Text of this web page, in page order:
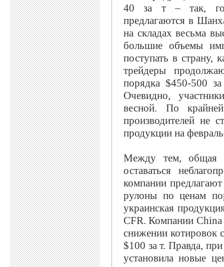
40 за т – так,
предлагаются в
на складах весьма
большие объемы
поступать в страну,
трейдеры
порядка $450-500
Очевидно,
весной. По
производителей не
продукции на
Между тем, общая
оставаться
компании
рулоны по ценам
украинская
CFR. Компании
снижении котировок
$100 за т. Правда,
установила новые